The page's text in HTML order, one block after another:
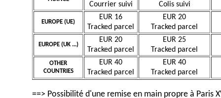
Courrier suivi
Colis suivi
EUROPE (UE)
EUR 16
Tracked parcel
EUR 20
Tracked parcel
EUROPE (UK ...)
EUR 20
Tracked parcel
EUR 25
Tracked parcel
OTHER
COUNTRIES
EUR 40
Tracked parcel
EUR 40
Tracked parcel
==> Possibilité d'une remise en main propre à Paris